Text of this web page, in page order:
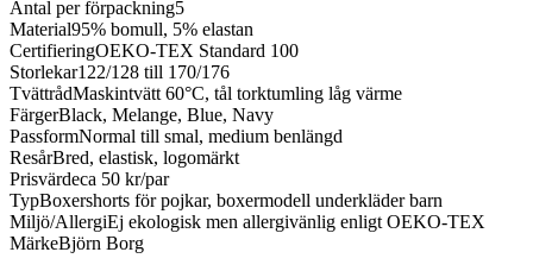
Antal per förpackning5
Material95% bomull, 5% elastan
CertifieringOEKO-TEX Standard 100
Storlekar122/128 till 170/176
TvättrådMaskintvätt 60°C, tål torktumling låg värme
FärgerBlack, Melange, Blue, Navy
PassformNormal till smal, medium benlängd
ResårBred, elastisk, logomärkt
Prisvärdeca 50 kr/par
TypBoxershorts för pojkar, boxermodell underkläder barn
Miljö/AllergiEj ekologisk men allergivänlig enligt OEKO-TEX
MärkeBjörn Borg